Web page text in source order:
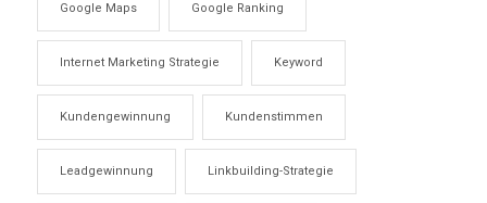
Google Maps Google Ranking
Internet Marketing Strategie Keyword
Kundengewinnung Kundenstimmen
Leadgewinnung Linkbuilding-Strategie